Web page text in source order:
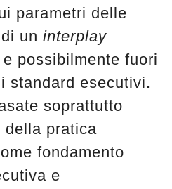
parametri delle
un interplay
possibilmente fuori
standard esecutivi.
soprattutto
della pratica
fondamento
e